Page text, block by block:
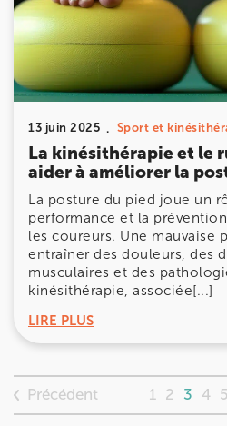
13 juin 2025 Sport et
La kinésithérapie et le
aider à améliorer la
La posture du pied joue un
performance et la
les coureurs. Une mauvaise
entraîner des douleurs, des
musculaires et des
kinésithérapie, associée[...]
LIRE PLUS
Précédent 1 2 3 4 5